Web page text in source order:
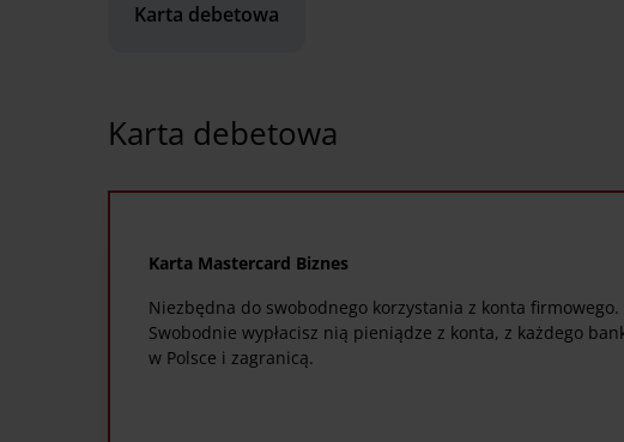
Karta debetowa
Karta debetowa
Karta Mastercard Biznes
Niezbędna do swobodnego korzystania z konta firmowego.
Swobodnie wypłacisz nią pieniądze z konta, z każdego
w Polsce i zagranicą.